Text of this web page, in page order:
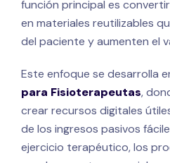
función principal es
en materiales reutilizables
del paciente y aumenten el
Este enfoque se desarrolla
para Fisioterapeutas,
crear recursos digitales
de los ingresos pasivos
ejercicio terapéutico, los